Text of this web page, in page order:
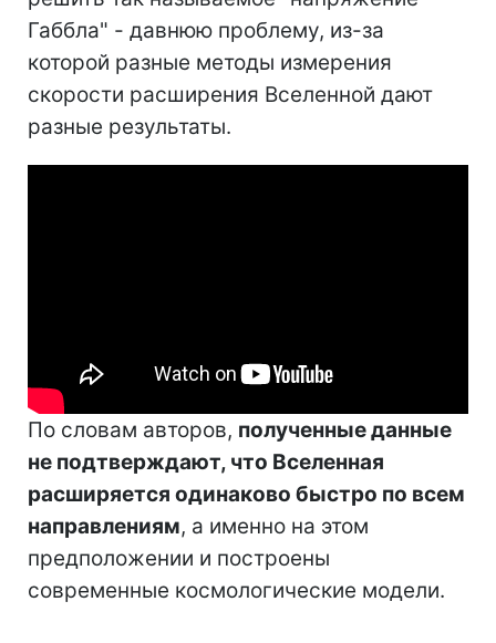
Габбла" - давнюю проблему, из-за
которой разные методы измерения
скорости расширения Вселенной дают
разные результаты.
По словам авторов, полученные данные
не подтверждают, что Вселенная
расширяется одинаково быстро по всем
направлениям, а именно на этом
предположении и построены
современные космологические модели.